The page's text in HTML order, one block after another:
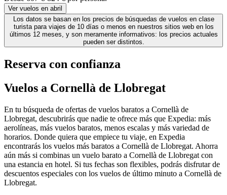
Ver vuelos en abril
Los datos se basan en los precios de búsquedas de vuelos en clase
turista para viajes de 10 días o menos en nuestros sitios web en los
últimos 12 meses, y son meramente informativos: los precios actuales
pueden ser distintos.
Reserva con confianza
Vuelos a Cornellà de Llobregat
En tu búsqueda de ofertas de vuelos baratos a Cornellà de
Llobregat, descubrirás que nadie te ofrece más que Expedia: más
aerolíneas, más vuelos baratos, menos escalas y más variedad de
horarios. Donde quiera que empiece tu viaje, en Expedia
encontrarás los vuelos más baratos a Cornellà de Llobregat. Ahorra
aún más si combinas un vuelo barato a Cornellà de Llobregat con
una estancia en hotel. Si tus fechas son flexibles, podrás disfrutar de
descuentos especiales con los vuelos de último minuto a Cornellà de
Llobregat.